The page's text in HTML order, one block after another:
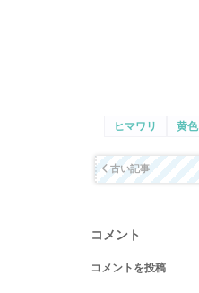
ヒマワリ 黄色
古い記事
コメント
コメントを投稿